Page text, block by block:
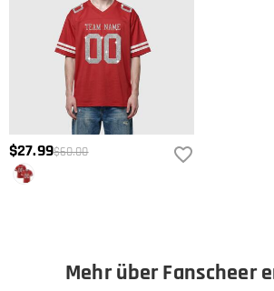
$27.99$60.00
Mehr über Fanscheer